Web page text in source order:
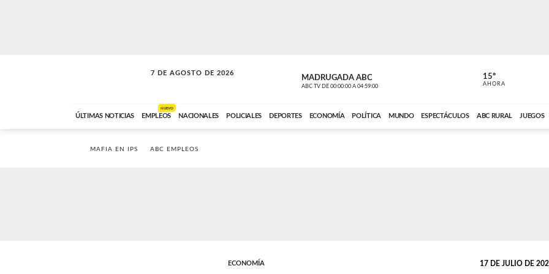
7 DE AGOSTO DE 2026
SOLO MÚSICA MADRUGADA ABC
ABC TV DE 00:00:00 A 04:59:00 ABC CARDINAL
15º
AHORA
ÚLTIMAS NOTICIAS EMPLEOS
NUEVO
NACIONALES POLICIALES DEPORTES ECONOMÍA POLÍTICA MUNDO ESPECTÁCULOS ABC RURAL JUEGOS
MAFIA EN IPS ABC EMPLEOS
ECONOMÍA 17 DE JULIO DE